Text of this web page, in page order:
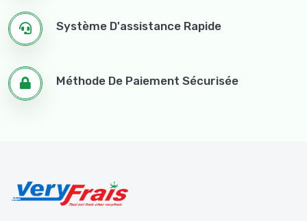
Système D'assistance Rapide
Méthode De Paiement Sécurisée